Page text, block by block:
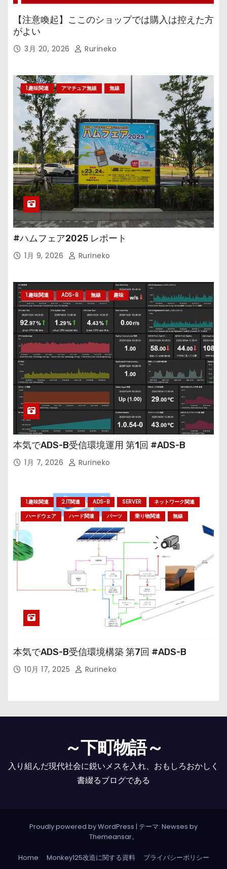
【注意喚起】ここのショップでは購入は控えた方
がよい
3月 20, 2026 Rurineko
1.趣味関連 アマチュア無線 無線
#ハムフェア2025 レポート
1月 9, 2026 Rurineko
1.趣味関連 ADS-B 無線 趣味
本気でADS-B受信環境運用 第1回 #ADS-B
1月 7, 2026 Rurineko
1.趣味関連 2.IT関連 ADS-B SERVER
ネットワーク関連
ハードウェア
ハード関連 パーツ 乗り物関連 無線
本気でADS-B受信環境構築 第7回 #ADS-B
10月 17, 2025 Rurineko
～下町物語～
入り組んだ現代社会に鋭いメスを入れ、おもしろおかしく
書綴るブログである
Proudly powered by WordPress | テーマ: Newses by
Themeansar。
Home Monkey125改造に関する資料 プライバシーポリシー